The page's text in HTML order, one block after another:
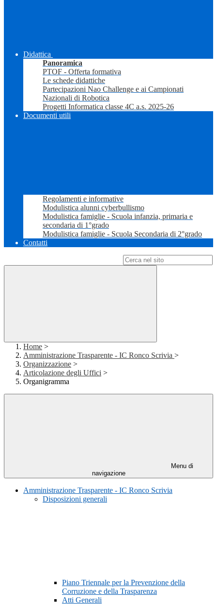
Didattica
Panoramica
PTOF - Offerta formativa
Le schede didattiche
Partecipazioni Nao Challenge e ai Campionati
Nazionali di Robotica
Progetti Informatica classe 4C a.s. 2025-26
Documenti utili
Regolamenti e informative
Modulistica alunni cyberbullismo
Modulistica famiglie - Scuola infanzia, primaria e
secondaria di 1°grado
Modulistica famiglie - Scuola Secondaria di 2°grado
Contatti
Home >
Amministrazione Trasparente - IC Ronco Scrivia >
Organizzazione >
Articolazione degli Uffici >
Organigramma
Menu di
navigazione
Amministrazione Trasparente - IC Ronco Scrivia
Disposizioni generali
Piano Triennale per la Prevenzione della
Corruzione e della Trasparenza
Atti Generali